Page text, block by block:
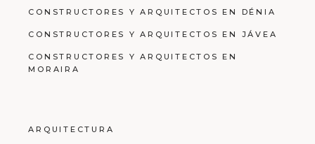
CONSTRUCTORES Y ARQUITECTOS EN DÉNIA
CONSTRUCTORES Y ARQUITECTOS EN JÁVEA
CONSTRUCTORES Y ARQUITECTOS EN
MORAIRA
ARQUITECTURA